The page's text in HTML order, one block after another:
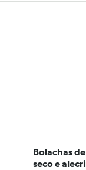
Bolachas
seco e